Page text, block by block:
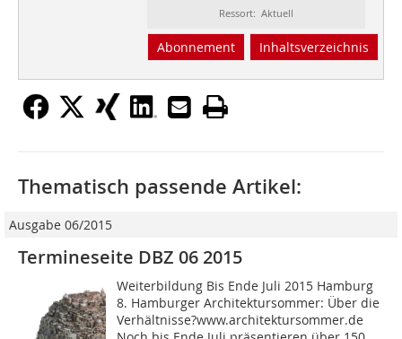
Ressort: Aktuell
Abonnement Inhaltsverzeichnis
Thematisch passende Artikel:
Ausgabe 06/2015
Termineseite DBZ 06 2015
Weiterbildung Bis Ende Juli 2015 Hamburg
8. Hamburger Architektursommer: Über die
Verhältnisse?www.architektursommer.de